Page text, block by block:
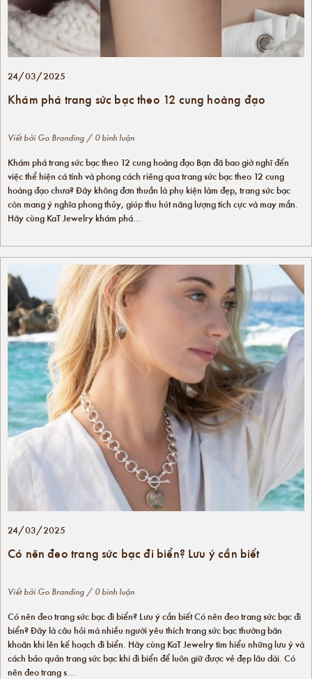
24/03/2025
Khám phá trang sức bạc theo 12 cung hoàng đạo
Viết bởi Go Branding / 0 bình luận
Khám phá trang sức bạc theo 12 cung hoàng đạo Bạn đã bao giờ nghĩ đến
việc thể hiện cá tính và phong cách riêng qua trang sức bạc theo 12 cung
hoàng đạo chưa? Đây không đơn thuần là phụ kiện làm đẹp, trang sức bạc
còn mang ý nghĩa phong thủy, giúp thu hút năng lượng tích cực và may mắn.
Hãy cùng KaT Jewelry khám phá...
24/03/2025
Có nên đeo trang sức bạc đi biển? Lưu ý cần biết
Viết bởi Go Branding / 0 bình luận
Có nên đeo trang sức bạc đi biển? Lưu ý cần biết Có nên đeo trang sức bạc đi
biển? Đây là câu hỏi mà nhiều người yêu thích trang sức bạc thường băn
khoăn khi lên kế hoạch đi biển. Hãy cùng KaT Jewelry tìm hiểu những lưu ý và
cách bảo quản trang sức bạc khi đi biển để luôn giữ được vẻ đẹp lâu dài. Có
nên đeo trang s...